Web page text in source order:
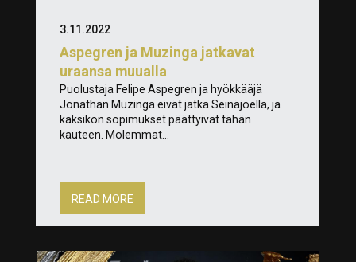
Aspegren ja Muzinga jatkavat
uraansa muualla
3.11.2022
Puolustaja Felipe Aspegren ja hyökkääjä
Jonathan Muzinga eivät jatka Seinäjoella, ja
kaksikon sopimukset päättyivät tähän
kauteen. Molemmat...
READ MORE